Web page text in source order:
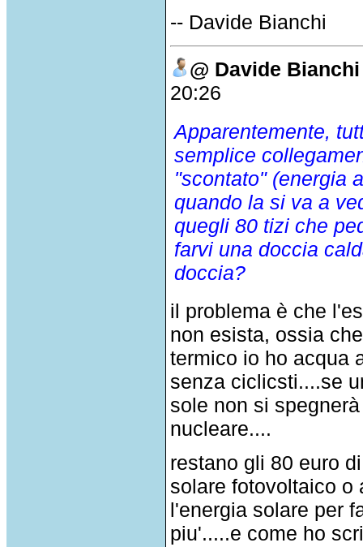
-- Davide Bianchi
@ Davide Bianchi
20:26
Apparentemente,
semplice
"scontato" (energia
quando la si va a
quegli 80 tizi che
farvi una doccia
doccia?
il problema è che
non esista, ossia
termico io ho acqua
senza ciclicsti....se
sole non si
nucleare....
restano gli 80 euro
solare fotovoltaico o
l'energia solare per
piu'.....e come ho